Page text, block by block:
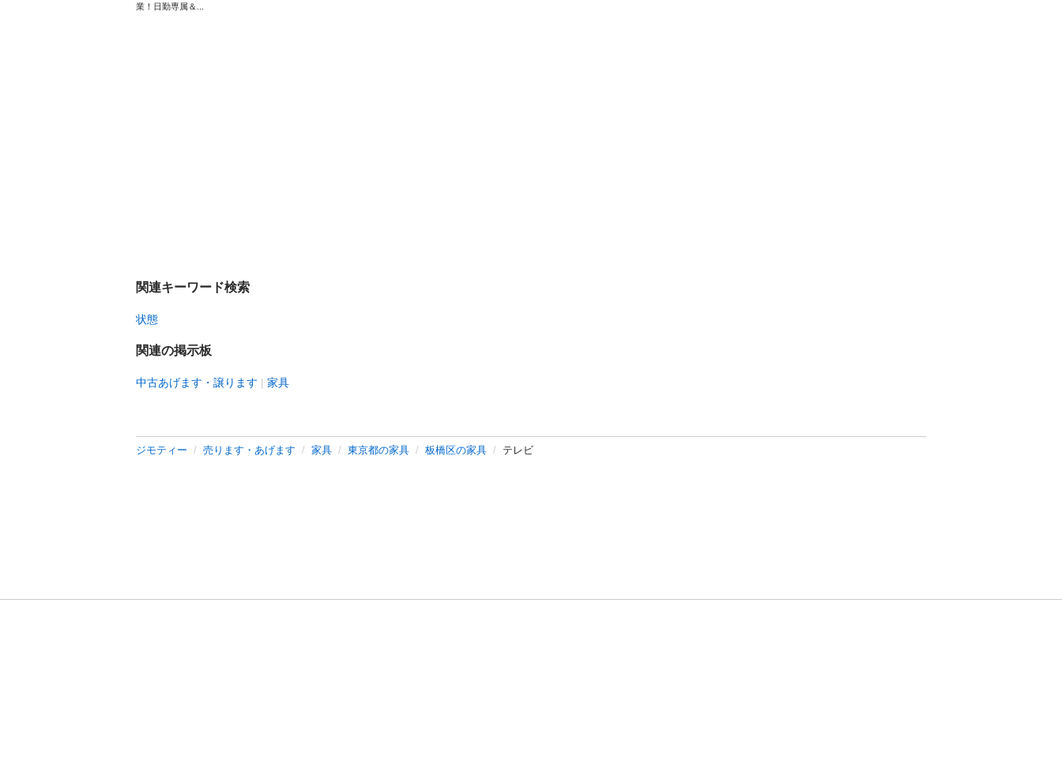
業！日勤専属＆...
関連キーワード検索
状態
関連の掲示板
中古あげます・譲ります 家具
ジモティー 売ります・あげます 家具 東京都の家具 板橋区の家具 テレビ